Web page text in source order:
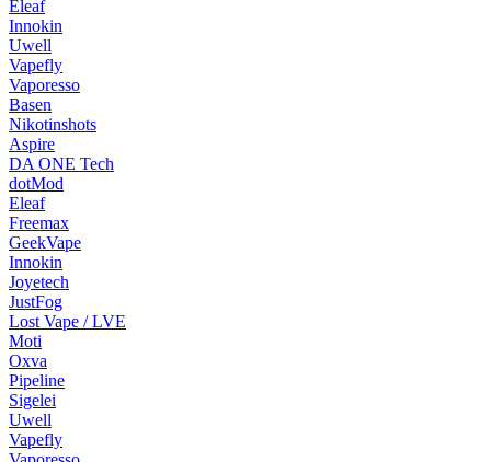
Eleaf
Innokin
Uwell
Vapefly
Vaporesso
Basen
Nikotinshots
Aspire
DA ONE Tech
dotMod
Eleaf
Freemax
GeekVape
Innokin
Joyetech
JustFog
Lost Vape / LVE
Moti
Oxva
Pipeline
Sigelei
Uwell
Vapefly